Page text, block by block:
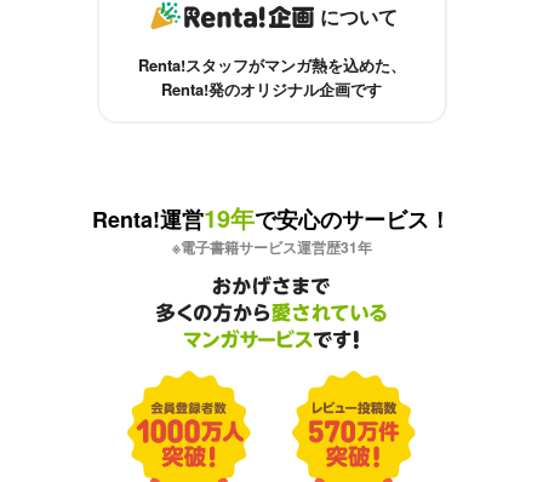
について
Renta!スタッフがマンガ熱を込めた、
Renta!発のオリジナル企画です
Renta!運営19年で安心のサービス！
※電子書籍サービス運営歴31年